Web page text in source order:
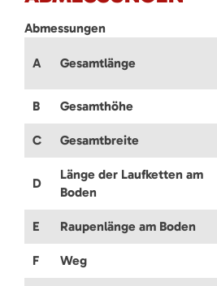
Abmessungen
A Gesamtlänge
B Gesamthöhe
C Gesamtbreite
D
Länge der Laufketten am
Boden
E Raupenlänge am Boden
F Weg